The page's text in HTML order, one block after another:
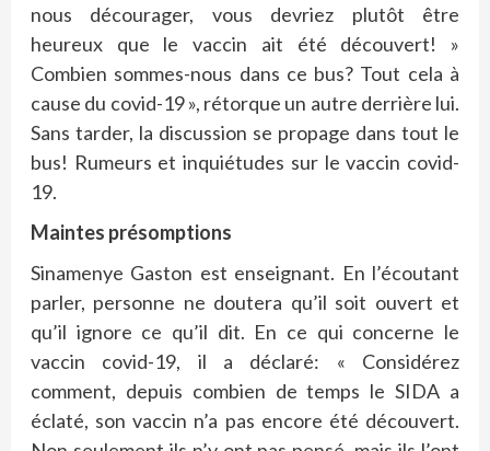
nous décourager, vous devriez plutôt être
heureux que le vaccin ait été découvert! »
Combien sommes-nous dans ce bus? Tout cela à
cause du covid-19 », rétorque un autre derrière lui.
Sans tarder, la discussion se propage dans tout le
bus! Rumeurs et inquiétudes sur le vaccin covid-
19.
Maintes présomptions
Sinamenye Gaston est enseignant. En l’écoutant
parler, personne ne doutera qu’il soit ouvert et
qu’il ignore ce qu’il dit. En ce qui concerne le
vaccin covid-19, il a déclaré: « Considérez
comment, depuis combien de temps le SIDA a
éclaté, son vaccin n’a pas encore été découvert.